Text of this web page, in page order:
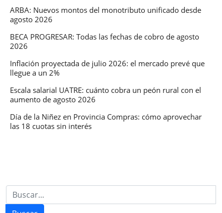
ARBA: Nuevos montos del monotributo unificado desde
agosto 2026
BECA PROGRESAR: Todas las fechas de cobro de agosto
2026
Inflación proyectada de julio 2026: el mercado prevé que
llegue a un 2%
Escala salarial UATRE: cuánto cobra un peón rural con el
aumento de agosto 2026
Día de la Niñez en Provincia Compras: cómo aprovechar
las 18 cuotas sin interés